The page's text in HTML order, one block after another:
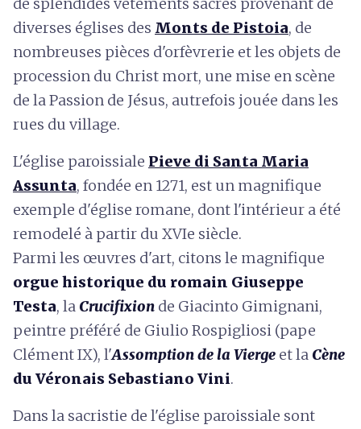
diverses églises des Monts de Pistoia, de
nombreuses pièces d'orfèvrerie et les objets de
procession du Christ mort, une mise en scène
de la Passion de Jésus, autrefois jouée dans les
rues du village.
L'église paroissiale Pieve di Santa Maria
Assunta, fondée en 1271, est un magnifique
exemple d'église romane, dont l'intérieur a été
remodelé à partir du XVIe siècle.
Parmi les œuvres d'art, citons le magnifique
orgue historique du romain Giuseppe
Testa, la Crucifixion de Giacinto Gimignani,
peintre préféré de Giulio Rospigliosi (pape
Clément IX), l'Assomption de la Vierge et la Cène
du Véronais Sebastiano Vini.
Dans la sacristie de l'église paroissiale sont